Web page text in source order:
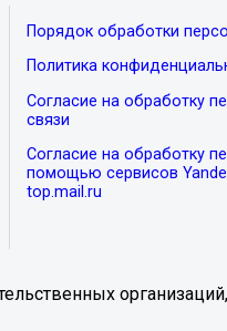
Порядок обработки
Политика
Согласие на обработку
связи
Согласие на обработку
помощью сервисов
top.mail.ru